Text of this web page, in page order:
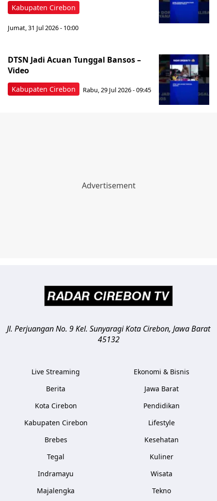
Kabupaten Cirebon
Jumat, 31 Jul 2026 - 10:00
Kabupaten Cirebon
DTSN Jadi Acuan Tunggal Bansos –
Video
Rabu, 29 Jul 2026 - 09:45
Jl. Perjuangan No. 9 Kel. SunyaragiKota Cirebon, Jawa Barat
45132
Live Streaming
Berita
Kota Cirebon
Kabupaten Cirebon
Brebes
Tegal
Indramayu
Majalengka
Ekonomi & Bisnis
Jawa Barat
Pendidikan
Lifestyle
Kesehatan
Kuliner
Wisata
Tekno